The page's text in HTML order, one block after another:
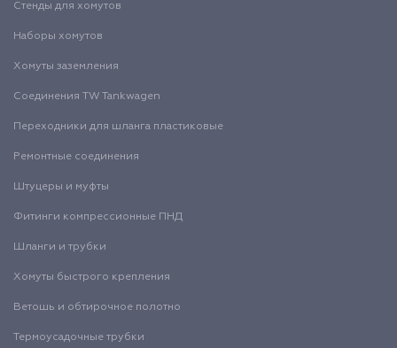
Стенды для хомутов
Наборы хомутов
Хомуты заземления
Соединения TW Tankwagen
Переходники для шланга пластиковые
Ремонтные соединения
Штуцеры и муфты
Фитинги компрессионные ПНД
Шланги и трубки
Хомуты быстрого крепления
Ветошь и обтирочное полотно
Термоусадочные трубки